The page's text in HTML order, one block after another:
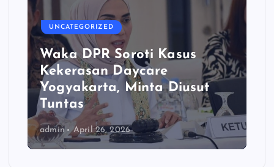
UNCATEGORIZED
Waka DPR Soroti Kasus
Kekerasan Daycare
Yogyakarta, Minta Diusut
Tuntas
admin April 26, 2026